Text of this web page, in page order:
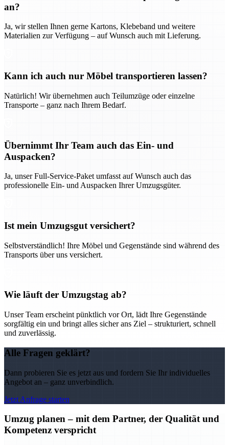
an?
Ja, wir stellen Ihnen gerne Kartons, Klebeband und weitere
Materialien zur Verfügung – auf Wunsch auch mit Lieferung.
Kann ich auch nur Möbel transportieren lassen?
Natürlich! Wir übernehmen auch Teilumzüge oder einzelne
Transporte – ganz nach Ihrem Bedarf.
Übernimmt Ihr Team auch das Ein- und
Auspacken?
Ja, unser Full-Service-Paket umfasst auf Wunsch auch das
professionelle Ein- und Auspacken Ihrer Umzugsgüter.
Ist mein Umzugsgut versichert?
Selbstverständlich! Ihre Möbel und Gegenstände sind während des
Transports über uns versichert.
Wie läuft der Umzugstag ab?
Unser Team erscheint pünktlich vor Ort, lädt Ihre Gegenstände
sorgfältig ein und bringt alles sicher ans Ziel – strukturiert, schnell
und zuverlässig.
Alle Fragen geklärt?
Dann probieren Sie es jetzt aus und fordern Sie Ihr individuelles
Angebot an – ganz unverbindlich.
Jetzt Anfrage starten
Umzug planen – mit dem Partner, der Qualität und
Kompetenz verspricht